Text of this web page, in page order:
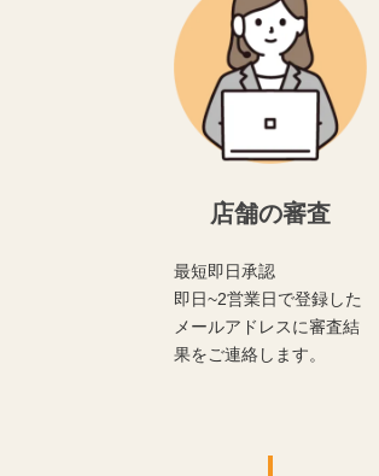
店舗の審査
最短即日承認
即日~2営業日で登録した
メールアドレスに審査結
果をご連絡します。